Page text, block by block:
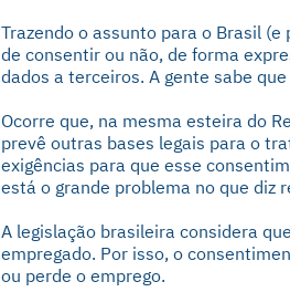
Trazendo o assunto para o Brasil (e
de consentir ou não, de forma
dados a terceiros. A gente sabe
Ocorre que, na mesma esteira do
prevê outras bases legais para o
exigências para que esse
está o grande problema no que diz
A legislação brasileira considera
empregado. Por isso, o
ou perde o emprego.